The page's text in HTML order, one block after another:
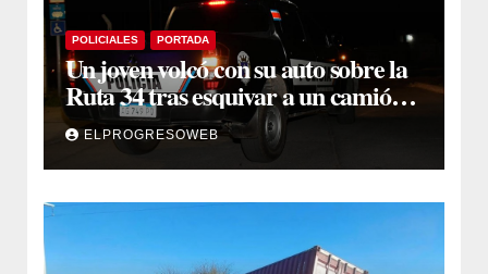
POLICIALES PORTADA
Un joven volcó con su auto sobre la
Ruta 34 tras esquivar a un camión
que se cruzó de carril
ELPROGRESOWEB